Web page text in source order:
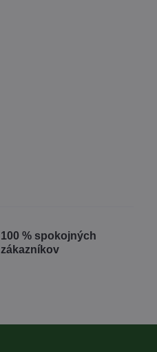
100 % spokojných
zákazníkov